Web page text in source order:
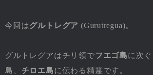
今回はグルトレグア (Gurutregua)。
グルトレグアはチリ領でフエゴ島に次
島、 チロエ島に伝わる精霊です。